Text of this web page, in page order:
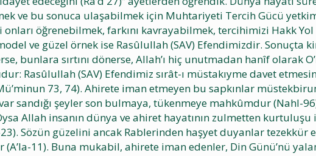
ve bu sonuca ulaşabilmek için Muhtariyeti Tercih Gücü
öğrenebilmek, farkını kavrayabilmek, tercihimizi Hakk
ve güzel örnek ise Rasûlullah (SAV) Efendimizdir. Sonuçta
bunlara sırtını dönerse, Allah’ı hiç unutmadan hanîf olarak
Rasûlullah (SAV) Efendimiz sırât-ı müstakıyme davet
73, 74). Ahirete iman etmeyen bu sapkınlar
sandığı şeyler son bulmaya, tükenmeye mahkûmdur (Nahl-
Allah insanın dünya ve ahiret hayatının zulmetten
Sözün güzelini ancak Rablerinden haşyet duyanlar tezekkür
(A’la-11). Buna mukabil, ahirete iman edenler, Din Günü’nü